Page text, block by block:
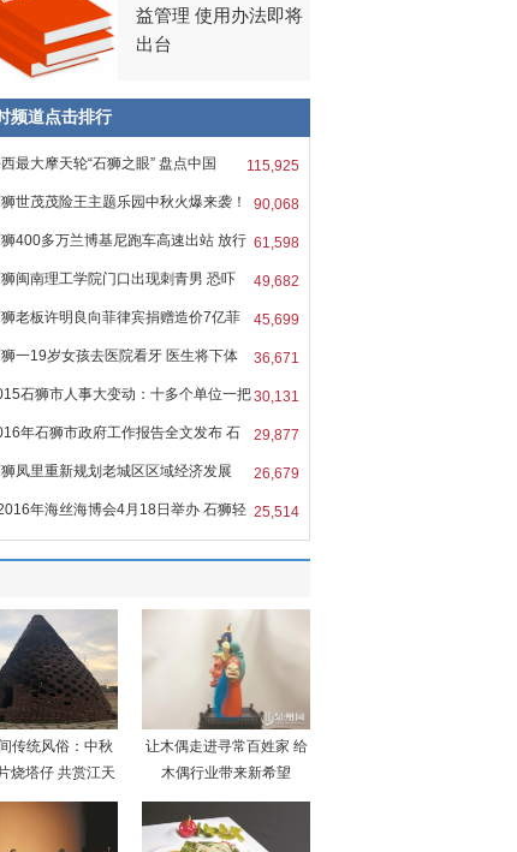
益管理 使用办法即将
出台
频道点击排行
115,925
最大摩天轮“石狮之眼” 盘点中国
90,068
世茂茂险王主题乐园中秋火爆来袭！
61,598
400多万兰博基尼跑车高速出站 放行
49,682
闽南理工学院门口出现刺青男 恐吓
45,699
老板许明良向菲律宾捐赠造价7亿菲
36,671
一19岁女孩去医院看牙 医生将下体
30,131
石狮市人事大变动：十多个单位一把
29,877
年石狮市政府工作报告全文发布 石
26,679
凤里重新规划老城区区域经济发展
25,514
年海丝海博会4月18日举办 石狮轻
传统风俗：中秋
烧塔仔 共赏江天
让木偶走进寻常百姓家 给
木偶行业带来新希望